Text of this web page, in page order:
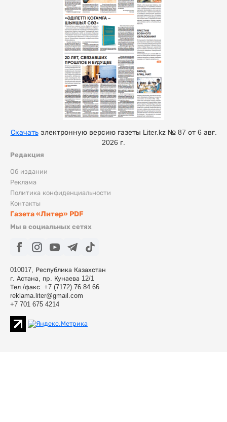
Редакция
Об издании
Реклама
Политика конфиденциальности
Контакты
Газета «Литер» PDF
Мы в социальных сетях
010017, Республика Казахстан
г. Астана, пр. Кунаева 12/1
Тел./факс: +7 (7172) 76 84 66
reklama.liter@gmail.com
+7 701 675 4214
Скачатьэлектронную версию газеты Liter.kz № 87 от 6 авг.
2026 г.